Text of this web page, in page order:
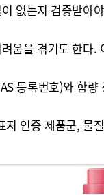
없는지 검증받아
움을 겪기도 한
등록번호)와 함량
인증 제품군, 물